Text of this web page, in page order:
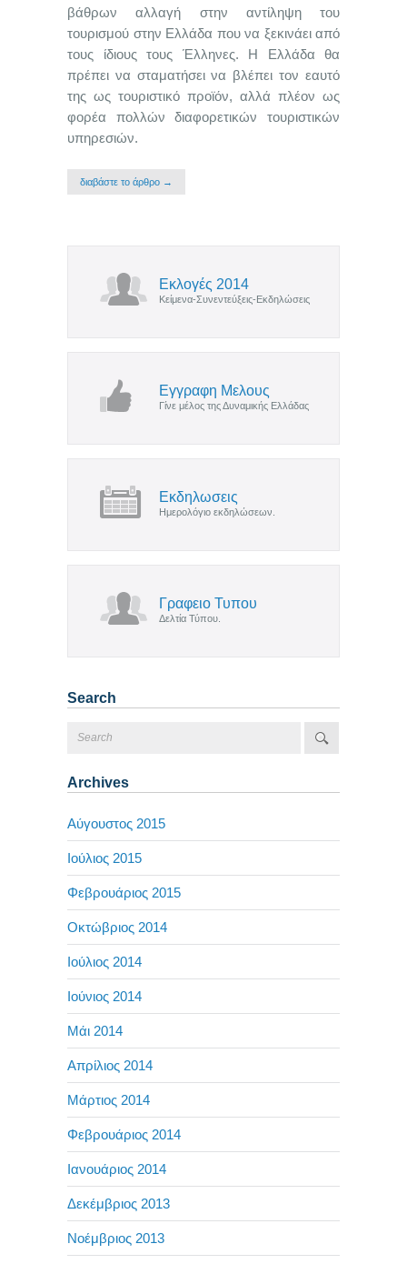
βάθρων αλλαγή στην αντίληψη του
τουρισμού στην Ελλάδα που να ξεκινάει από
τους ίδιους τους Έλληνες. Η Ελλάδα θα
πρέπει να σταματήσει να βλέπει τον εαυτό
της ως τουριστικό προϊόν, αλλά πλέον ως
φορέα πολλών διαφορετικών τουριστικών
υπηρεσιών.
διαβάστε το άρθρο →
Εκλογές 2014
Κείμενα-Συνεντεύξεις-Εκδηλώσεις
Εγγραφη Μελους
Γίνε μέλος της Δυναμικής Ελλάδας
Εκδηλωσεις
Ημερολόγιο εκδηλώσεων.
Γραφειο Τυπου
Δελτία Τύπου.
Search
Archives
Αύγουστος 2015
Ιούλιος 2015
Φεβρουάριος 2015
Οκτώβριος 2014
Ιούλιος 2014
Ιούνιος 2014
Μάι 2014
Απρίλιος 2014
Μάρτιος 2014
Φεβρουάριος 2014
Ιανουάριος 2014
Δεκέμβριος 2013
Νοέμβριος 2013